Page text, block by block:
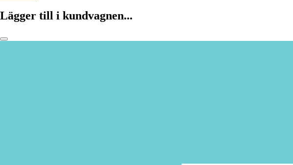
Lägger till i kundvagnen...